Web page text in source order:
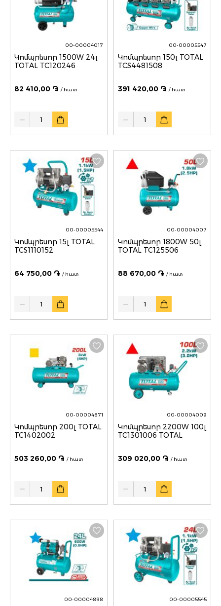
00-00004017
Կոմպրեսոր 1500W 24լ
TOTAL TC120246
82 410,00 ֏ / հատ
00-00005547
Կոմպրեսոր 150լ TOTAL
TCS4481508
391 420,00 ֏ / հատ
00-00005544
Կոմպրեսոր 15լ TOTAL
TCS1110152
64 750,00 ֏ / հատ
00-00004007
Կոմպրեսոր 1800W 50լ
TOTAL TC125506
88 670,00 ֏ / հատ
00-00004871
Կոմպրեսոր 200լ TOTAL
TC1402002
503 260,00 ֏ / հատ
Quantity
00-00004009
Կոմպրեսոր 2200W 100լ
TC1301006 TOTAL
309 020,00 ֏ / հատ
Quantity
00-00004898 00-00005545